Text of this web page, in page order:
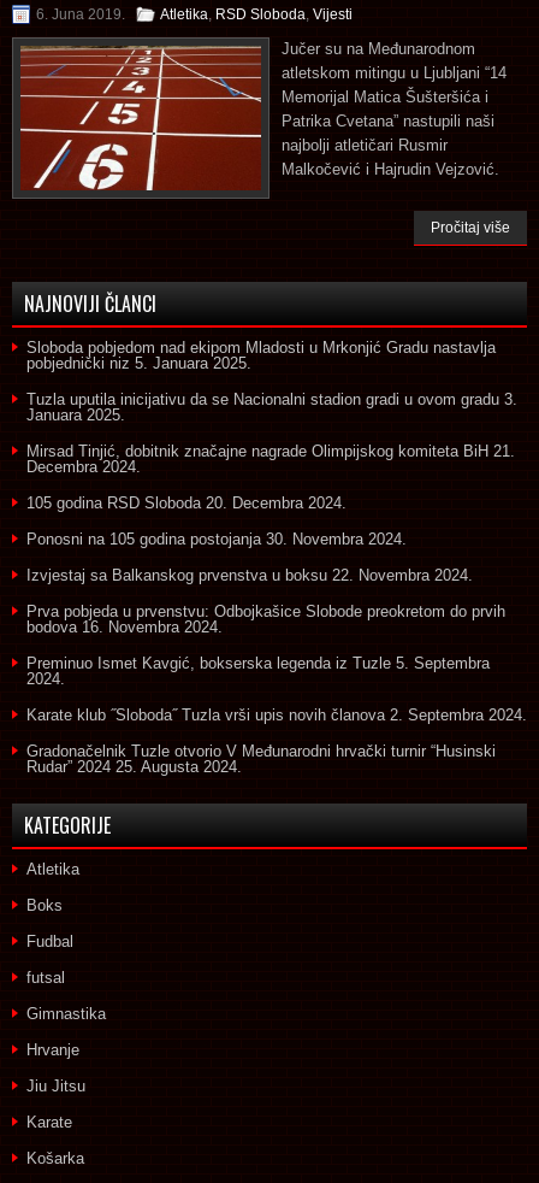
6. Juna 2019. Atletika RSD Sloboda Vijesti
Jučer su na Međunarodnom
atletskom mitingu u Ljubljani “14
Memorijal Matica Šušteršića i
Patrika Cvetana” nastupili naši
najbolji atletičari Rusmir
Malkočević i Hajrudin Vejzović.
Pročitaj više
NAJNOVIJI ČLANCI
Sloboda pobjedom nad ekipom Mladosti u Mrkonjić Gradu nastavlja
pobjednički niz 5. Januara 2025.
Tuzla uputila inicijativu da se Nacionalni stadion gradi u ovom gradu 3.
Januara 2025.
Mirsad Tinjić, dobitnik značajne nagrade Olimpijskog komiteta BiH 21.
Decembra 2024.
105 godina RSD Sloboda 20. Decembra 2024.
Ponosni na 105 godina postojanja 30. Novembra 2024.
Izvjestaj sa Balkanskog prvenstva u boksu 22. Novembra 2024.
Prva pobjeda u prvenstvu: Odbojkašice Slobode preokretom do prvih
bodova 16. Novembra 2024.
Preminuo Ismet Kavgić, bokserska legenda iz Tuzle 5. Septembra
2024.
Karate klub ˝Sloboda˝ Tuzla vrši upis novih članova 2. Septembra 2024.
Gradonačelnik Tuzle otvorio V Međunarodni hrvački turnir “Husinski
Rudar” 2024 25. Augusta 2024.
KATEGORIJE
Atletika
Boks
Fudbal
futsal
Gimnastika
Hrvanje
Jiu Jitsu
Karate
Košarka